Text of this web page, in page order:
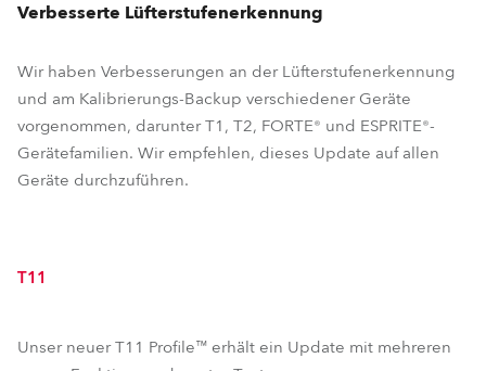
Verbesserte Lüfterstufenerkennung
Wir haben Verbesserungen an der Lüfterstufenerkennung
und am Kalibrierungs-Backup verschiedener Geräte
vorgenommen, darunter T1, T2, FORTE® und ESPRITE®-
Gerätefamilien. Wir empfehlen, dieses Update auf allen
Geräte durchzuführen.
T11
Unser neuer T11 Profile™ erhält ein Update mit mehreren